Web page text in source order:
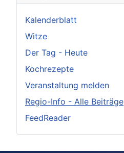
Kalenderblatt
Witze
Der Tag - Heute
Kochrezepte
Veranstaltung melden
Regio-Info - Alle Beiträge
FeedReader